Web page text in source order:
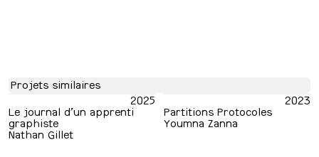
Projets similaires
2025
Le journal d’un apprenti
graphiste
Nathan Gillet
2023
Partitions Protocoles
Youmna Zanna